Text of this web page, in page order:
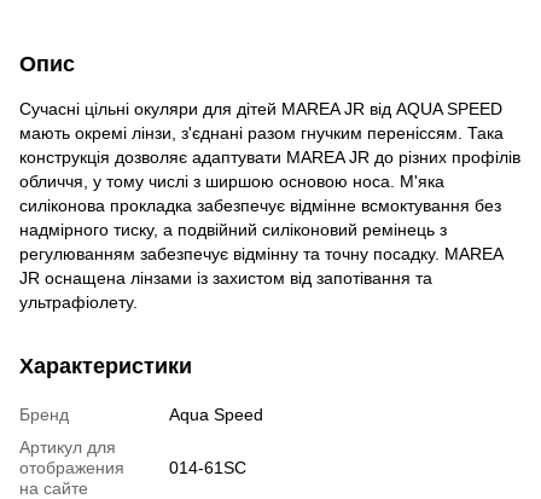
Опис
Сучасні цільні окуляри для дітей MAREA JR від AQUA SPEED
мають окремі лінзи, з'єднані разом гнучким переніссям. Така
конструкція дозволяє адаптувати MAREA JR до різних профілів
обличчя, у тому числі з ширшою основою носа. М'яка
силіконова прокладка забезпечує відмінне всмоктування без
надмірного тиску, а подвійний силіконовий ремінець з
регулюванням забезпечує відмінну та точну посадку. MAREA
JR оснащена лінзами із захистом від запотівання та
ультрафіолету.
Характеристики
Бренд
Aqua Speed
Артикул для
отображения
на сайте
014-61SC